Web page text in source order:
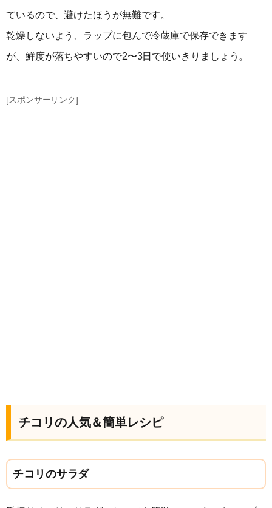
ているので、避けたほうが無難です。
乾燥しないよう、ラップに包んで冷蔵庫で保存できます
が、鮮度が落ちやすいので2〜3日で使いきりましょう。
[スポンサーリンク]
チコリの人気＆簡単レシピ
チコリのサラダ